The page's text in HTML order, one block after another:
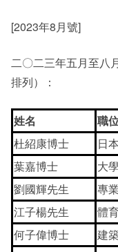
影片庫
[2023年8月號]
二〇二三年五月至八
排列）：
姓名
職
杜紹康博士
日
葉嘉博士
大
劉國輝先生
專
江子楊先生
體
何子偉博士
建